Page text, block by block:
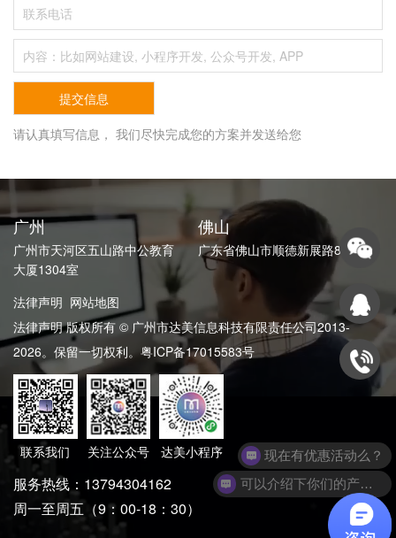
请认真填写信息， 我们尽快完成您的方案并发送给您
广州
广州市天河区五山路中公教育
大厦1304室
佛山
广东省佛山市顺德新展路82号
法律声明 网站地图
法律声明 版权所有 © 广州市达美信息科技有限责任公司2013-
2026。保留一切权利。 粤ICP备17015583号
联系我们 关注公众号 达美小程序
服务热线：13794304162
周一至周五（9：00-18：30）
可以介绍下你们的产品么？